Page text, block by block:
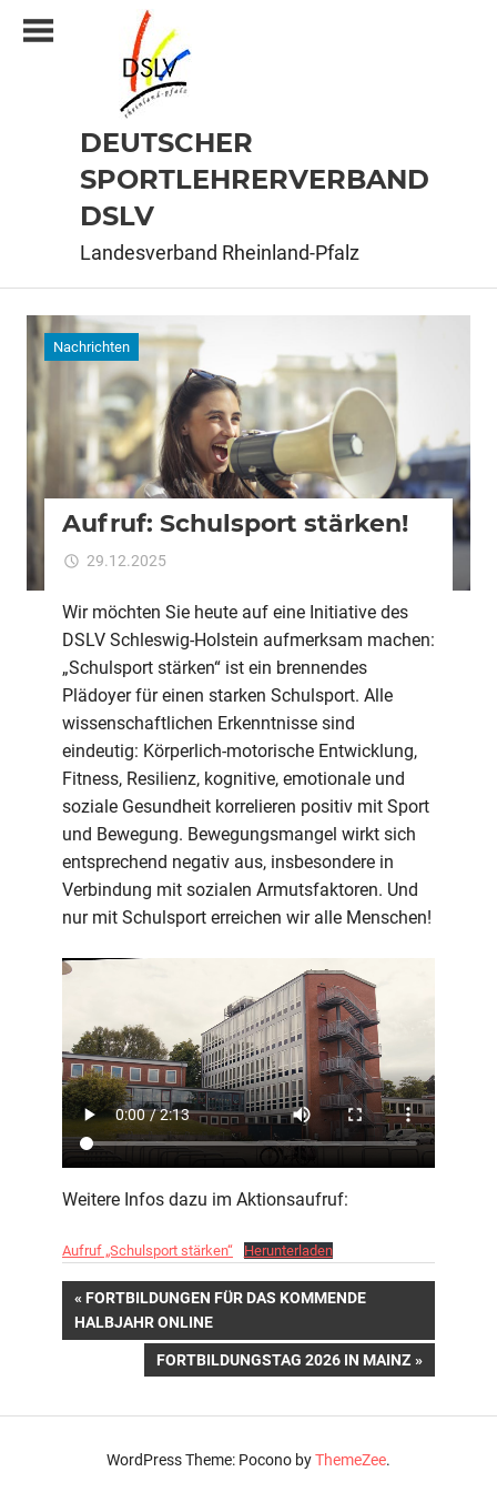
Inhalt
DEUTSCHER
SPORTLEHRERVERBAND
DSLV
Landesverband Rheinland-Pfalz
Nachrichten
Aufruf: Schulsport stärken!
29.12.2025
Schulsport
stärken!
Wir möchten Sie heute auf eine Initiative des
DSLV Schleswig-Holstein aufmerksam machen:
„Schulsport stärken“ ist ein brennendes
Plädoyer für einen starken Schulsport. Alle
wissenschaftlichen Erkenntnisse sind
eindeutig: Körperlich-motorische Entwicklung,
Fitness, Resilienz, kognitive, emotionale und
soziale Gesundheit korrelieren positiv mit Sport
und Bewegung. Bewegungsmangel wirkt sich
entsprechend negativ aus, insbesondere in
Verbindung mit sozialen Armutsfaktoren. Und
nur mit Schulsport erreichen wir alle Menschen!
Weitere Infos dazu im Aktionsaufruf:
Aufruf „Schulsport stärken“ Herunterladen
Beitragsnavigation
VORHERIGER
BEITRAG:
FORTBILDUNGEN FÜR DAS KOMMENDE
HALBJAHR ONLINE
NÄCHSTER
FORTBILDUNGSTAG 2026 IN MAINZ
WordPress Theme: Pocono byThemeZee.